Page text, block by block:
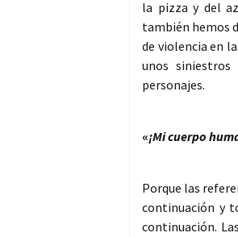
la pizza y del
también hemos
de violencia en
unos
personajes.
«¡Mi cuerpo
Porque las
continuación y
continuación.